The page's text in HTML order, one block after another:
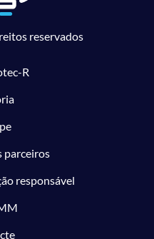
reservados
R
parceiros
responsável